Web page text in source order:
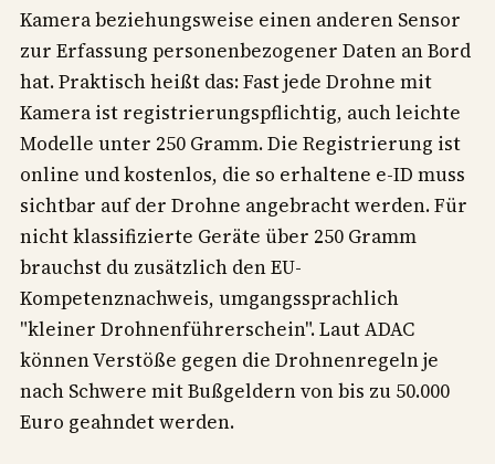
Kamera beziehungsweise einen anderen Sensor
zur Erfassung personenbezogener Daten an Bord
hat. Praktisch heißt das: Fast jede Drohne mit
Kamera ist registrierungspflichtig, auch leichte
Modelle unter 250 Gramm. Die Registrierung ist
online und kostenlos, die so erhaltene e-ID muss
sichtbar auf der Drohne angebracht werden. Für
nicht klassifizierte Geräte über 250 Gramm
brauchst du zusätzlich den EU-
Kompetenznachweis, umgangssprachlich
"kleiner Drohnenführerschein". Laut ADAC
können Verstöße gegen die Drohnenregeln je
nach Schwere mit Bußgeldern von bis zu 50.000
Euro geahndet werden.